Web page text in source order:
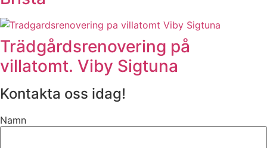
Trädgårdsrenovering på
villatomt. Viby Sigtuna
Kontakta oss idag!
Namn